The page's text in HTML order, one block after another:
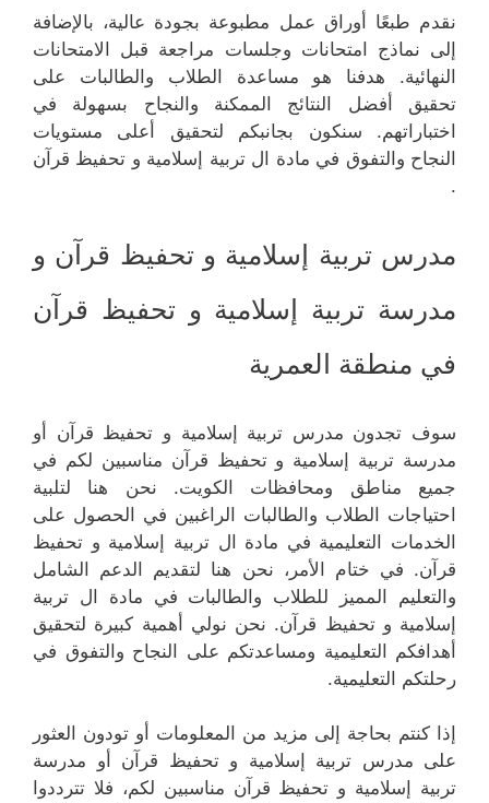
نقدم طبعًا أوراق عمل مطبوعة بجودة عالية، بالإضافة
إلى نماذج امتحانات وجلسات مراجعة قبل الامتحانات
النهائية. هدفنا هو مساعدة الطلاب والطالبات على
تحقيق أفضل النتائج الممكنة والنجاح بسهولة في
اختباراتهم. سنكون بجانبكم لتحقيق أعلى مستويات
النجاح والتفوق في مادة ال تربية إسلامية و تحفيظ قرآن
.
مدرس تربية إسلامية و تحفيظ قرآن و
مدرسة تربية إسلامية و تحفيظ قرآن
في منطقة العمرية
سوف تجدون مدرس تربية إسلامية و تحفيظ قرآن أو
مدرسة تربية إسلامية و تحفيظ قرآن مناسبين لكم في
جميع مناطق ومحافظات الكويت. نحن هنا لتلبية
احتياجات الطلاب والطالبات الراغبين في الحصول على
الخدمات التعليمية في مادة ال تربية إسلامية و تحفيظ
قرآن. في ختام الأمر، نحن هنا لتقديم الدعم الشامل
والتعليم المميز للطلاب والطالبات في مادة ال تربية
إسلامية و تحفيظ قرآن. نحن نولي أهمية كبيرة لتحقيق
أهدافكم التعليمية ومساعدتكم على النجاح والتفوق في
رحلتكم التعليمية.
إذا كنتم بحاجة إلى مزيد من المعلومات أو تودون العثور
على مدرس تربية إسلامية و تحفيظ قرآن أو مدرسة
تربية إسلامية و تحفيظ قرآن مناسبين لكم، فلا تترددوا